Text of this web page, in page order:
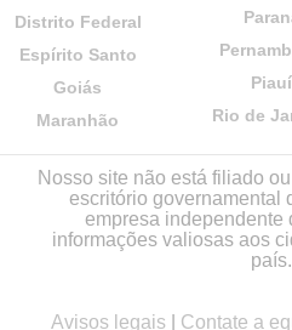
Distrito Federal
Espírito Santo
Goiás
Maranhão
Piauí
Rio de
Nosso site não está filiado
escritório governamental
empresa independente
informações valiosas aos
país.
Avisos legais Contate a